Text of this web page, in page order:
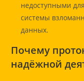
недоступными
системы
данных.
Почему
надёжной